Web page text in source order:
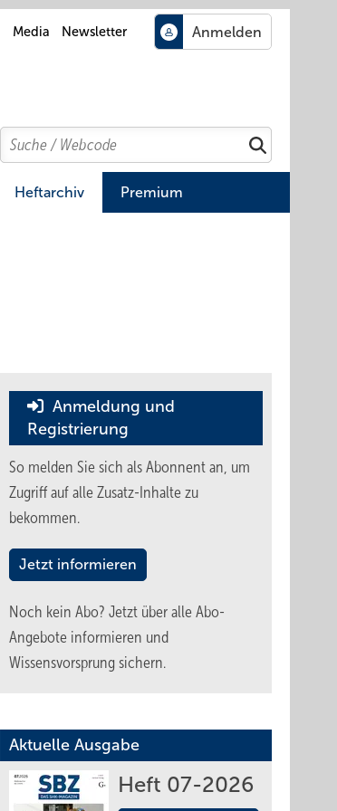
Media Newsletter
Search
Suchen
Heftarchiv Premium
Anmeldung und
Registrierung
So melden Sie sich als Abonnent an, um
Zugriff auf alle Zusatz-Inhalte zu
bekommen.
Jetzt informieren
Noch kein Abo? Jetzt über alle Abo-
Angebote informieren und
Wissensvorsprung sichern.
Aktuelle Ausgabe
Heft 07-2026